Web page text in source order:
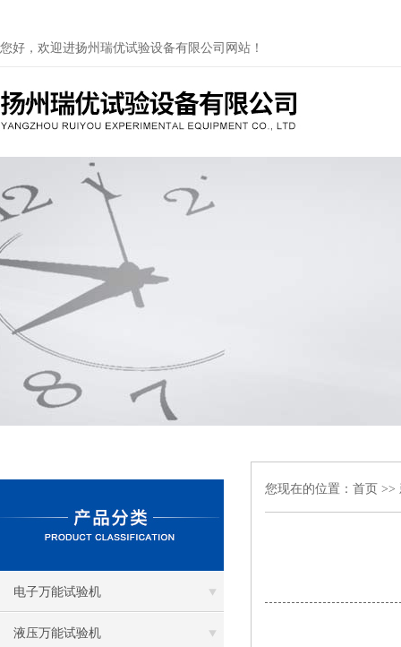
您好，欢迎进扬州瑞优试验设备有限公司网站！
电子万能试验机
液压万能试验机
您现在的位置： 首页 >>